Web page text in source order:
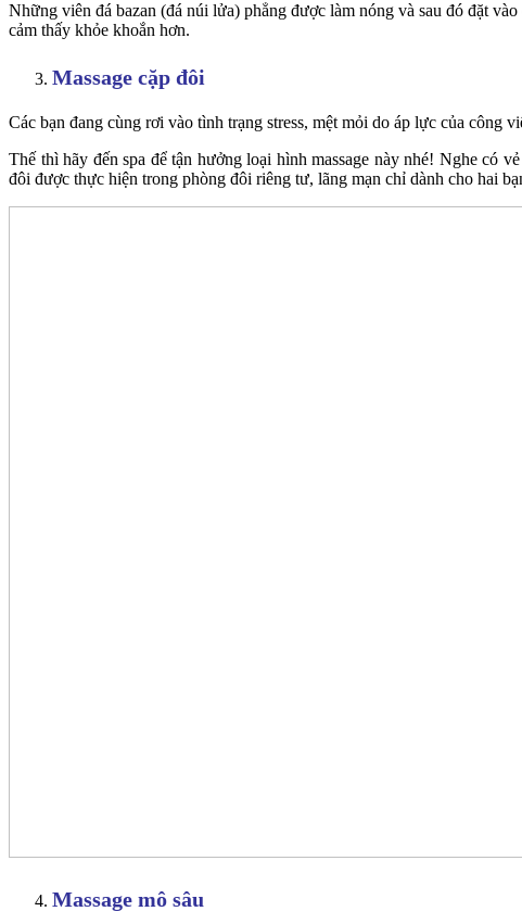
Những viên đá bazan (đá núi lửa) phẳng được làm nóng và sau đó đặt
cảm thấy khỏe khoắn hơn.
Massage cặp đôi
Các bạn đang cùng rơi vào tình trạng stress, mệt mỏi do áp lực của công
Thế thì hãy đến spa để tận hưởng loại hình massage này nhé! Nghe có
đôi được thực hiện trong phòng đôi riêng tư, lãng mạn chỉ dành cho hai
Massage mô sâu